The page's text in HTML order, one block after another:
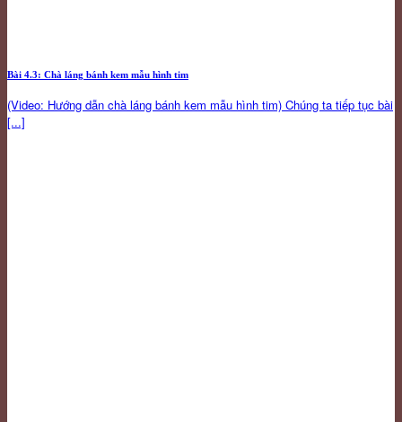
Bài 4.3: Chà láng bánh kem mẫu hình tim
(Video: Hướng dẫn chà láng bánh kem mẫu hình tim) Chúng ta tiếp tục bài
[...]